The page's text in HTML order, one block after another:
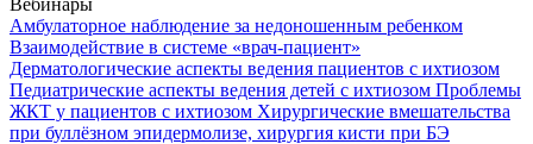
Вебинары
Амбулаторное наблюдение за недоношенным ребенком
Взаимодействие в системе «врач-пациент»
Дерматологические аспекты ведения пациентов с ихтиозом
Педиатрические аспекты ведения детей с ихтиозом Проблемы
ЖКТ у пациентов с ихтиозом Хирургические вмешательства
при буллёзном эпидермолизе, хирургия кисти при БЭ